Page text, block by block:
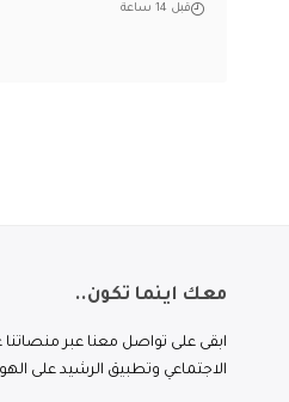
قبل 14 ساعة
معك اينما تكون..
ابقى على تواصل معنا عبر منصاتنا
الاجتماعي وتطبيق الرشيد على